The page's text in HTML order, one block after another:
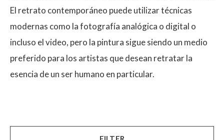
El retrato contemporáneo puede utilizar técnicas
modernas como la fotografía analógica o digital o
incluso el video, pero la pintura sigue siendo un medio
preferido para los artistas que desean retratar la
esencia de un ser humano en particular.